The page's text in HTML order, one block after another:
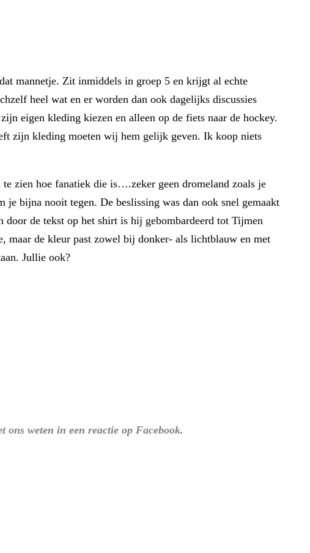
mannetje. Zit inmiddels in groep 5 en krijgt al echte
heel wat en er worden dan ook dagelijks discussies
eigen kleding kiezen en alleen op de fiets naar de hockey.
zijn kleding moeten wij hem gelijk geven. Ik koop niets
zien hoe fanatiek die is….zeker geen dromeland zoals je
bijna nooit tegen. De beslissing was dan ook snel gemaakt
de tekst op het shirt is hij gebombardeerd tot Tijmen
de kleur past zowel bij donker- als lichtblauw en met
Jullie ook?
weten in een reactie op Facebook.